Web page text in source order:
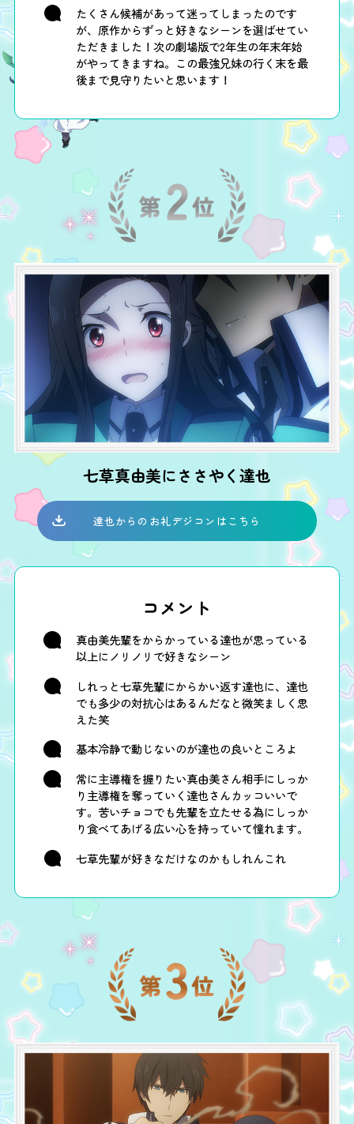
たくさん候補があって迷ってしまったのです
が、原作からずっと好きなシーンを選ばせてい
ただきました！次の劇場版で2年生の年末年始
がやってきますね。この最強兄妹の行く末を最
後まで見守りたいと思います！
七草真由美にささやく達也
達也からのお礼デジコンはこちら
コメント
真由美先輩をからかっている達也が思っている
以上にノリノリで好きなシーン
しれっと七草先輩にからかい返す達也に、達也
でも多少の対抗心はあるんだなと微笑ましく思
えた笑
基本冷静で動じないのが達也の良いところよ
常に主導権を握りたい真由美さん相手にしっか
り主導権を奪っていく達也さんカッコいいで
す。苦いチョコでも先輩を立たせる為にしっか
り食べてあげる広い心を持っていて憧れます。
七草先輩が好きなだけなのかもしれんこれ